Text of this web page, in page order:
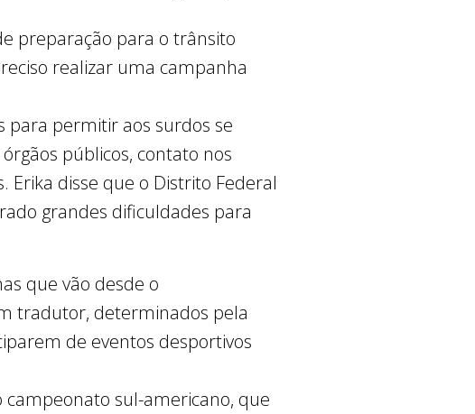
preparação para o trânsito
realizar uma campanha
permitir aos surdos se
públicos, contato nos
Erika disse que o Distrito Federal
grandes dificuldades para
que vão desde o
tradutor, determinados pela
de eventos desportivos
campeonato sul-americano, que